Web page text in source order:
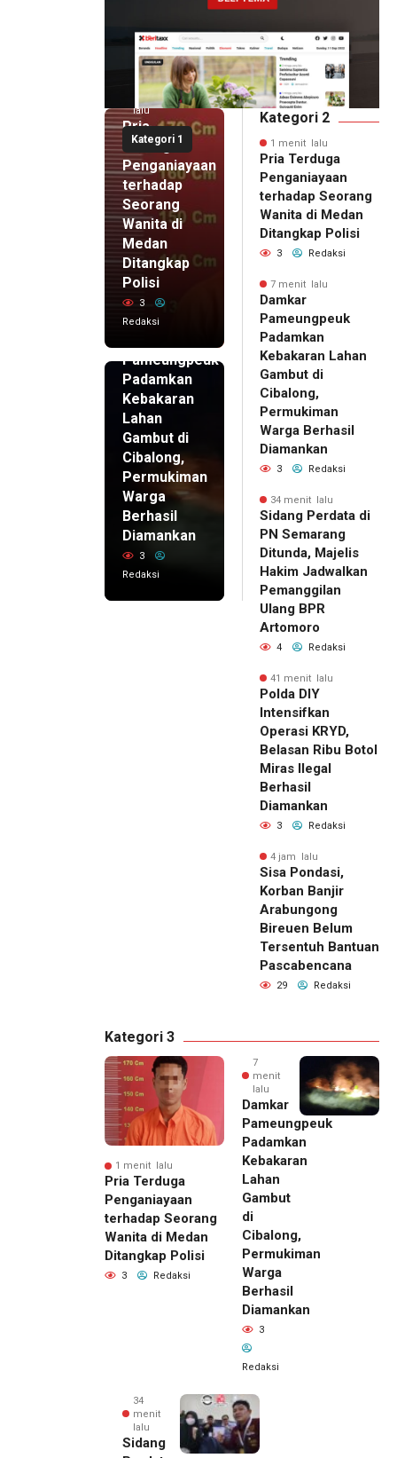
Kategori 1
1 menit
lalu
Pria
Terduga
Penganiayaan
terhadap
Seorang
Wanita di
Medan
Ditangkap
Polisi
3
Redaksi
7 menit
lalu
Pameungpeuk
Padamkan
Kebakaran
Lahan
Gambut di
Cibalong,
Permukiman
Warga
Berhasil
Diamankan
3
Redaksi
Kategori 2
1 menit lalu
Pria Terduga
Penganiayaan
terhadap Seorang
Wanita di Medan
Ditangkap Polisi
3 Redaksi
7 menit lalu
Damkar
Pameungpeuk
Padamkan
Kebakaran Lahan
Gambut di
Cibalong,
Permukiman
Warga Berhasil
Diamankan
3 Redaksi
34 menit lalu
Sidang Perdata di
PN Semarang
Ditunda, Majelis
Hakim Jadwalkan
Pemanggilan
Ulang BPR
Artomoro
4 Redaksi
41 menit lalu
Polda DIY
Intensifkan
Operasi KRYD,
Belasan Ribu Botol
Miras Ilegal
Berhasil
Diamankan
3 Redaksi
4 jam lalu
Sisa Pondasi,
Korban Banjir
Arabungong
Bireuen Belum
Tersentuh Bantuan
Pascabencana
29 Redaksi
Kategori 3
1 menit lalu
Pria Terduga
Penganiayaan
terhadap Seorang
Wanita di Medan
Ditangkap Polisi
3 Redaksi
7
menit
lalu
Damkar
Pameungpeuk
Padamkan
Kebakaran
Lahan
Gambut
di
Cibalong,
Permukiman
Warga
Berhasil
Diamankan
3
Redaksi
34
menit
lalu
Sidang